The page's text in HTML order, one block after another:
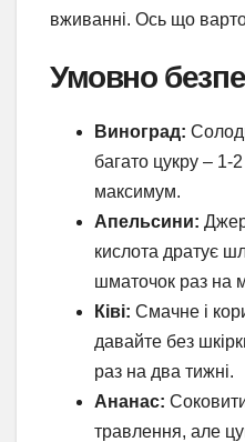
вживанні. Ось що
Умовно
Виноград:
багато цукру – 1-
максимум.
Апельсини:
кислота дратує
шматочок раз на
Ківі: Смачне і
давайте без
раз на два тижні.
Ананас:
травлення, але